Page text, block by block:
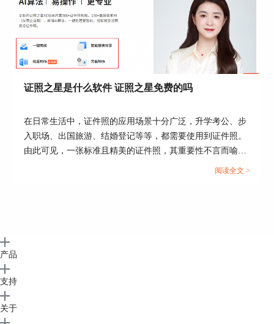
服好看，接下来用
证照之星是什么软件 证照之星免费的吗
在日常生活中，证件照的应用场景十分广泛，升学考公、步
入职场、出国旅游、结婚登记等等，都需要使用到证件照。
由此可见，一张标准且精美的证件照，其重要性不言而喻。
今天这篇文章就以“证照之星是什么软件，证照之星免费的
阅读全文 >
产品
支持
关于